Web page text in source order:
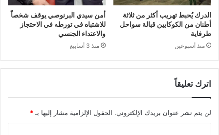
الدرك يُحبط تهريب أكثر من ثلاثة
أطنان من الكوكايين قبالة سواحل
طرفاية
منذ أسبوعين
أمن سيدي البرنوصي يوقف شخصاً
للاشتباه في تورطه في الاحتجاز
والاعتداء الجنسي
منذ 3 أسابيع
اترك تعليقاً
لن يتم نشر عنوان بريدك الإلكتروني. الحقول الإلزامية مشار إليها بـ *